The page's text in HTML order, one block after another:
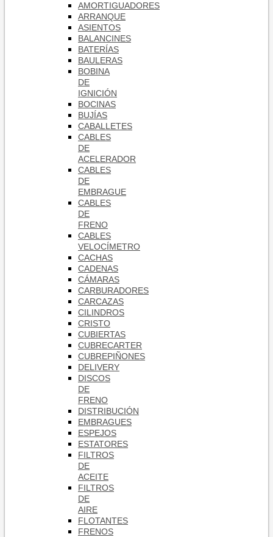
AMORTIGUADORES
ARRANQUE
ASIENTOS
BALANCINES
BATERÍAS
BAULERAS
BOBINA
DE
IGNICIÓN
BOCINAS
BUJÍAS
CABALLETES
CABLES
DE
ACELERADOR
CABLES
DE
EMBRAGUE
CABLES
DE
FRENO
CABLES
VELOCÍMETRO
CACHAS
CADENAS
CÁMARAS
CARBURADORES
CARCAZAS
CILINDROS
CRISTO
CUBIERTAS
CUBRECARTER
CUBREPIÑONES
DELIVERY
DISCOS
DE
FRENO
DISTRIBUCIÓN
EMBRAGUES
ESPEJOS
ESTATORES
FILTROS
DE
ACEITE
FILTROS
DE
AIRE
FLOTANTES
FRENOS